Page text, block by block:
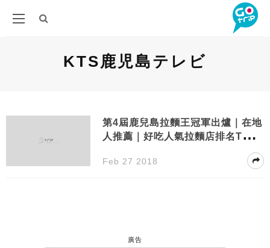
KTS鹿児島テレビ
第4屆鹿兒島拉麵王冠軍出爐｜在地
人推薦｜好吃人氣拉麵店排名TOP
Feb 27 2018
廣告